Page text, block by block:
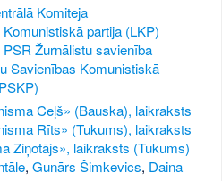
Komiteja
Komunistiskā partija (LKP)
PSR Žurnālistu savienība
Savienības Komunistiskā
Ceļš» (Bauska), laikraksts
Rīts» (Tukums), laikraksts
Ziņotājs», laikraksts (Tukums)
,Gunārs Šimkevics, Daina